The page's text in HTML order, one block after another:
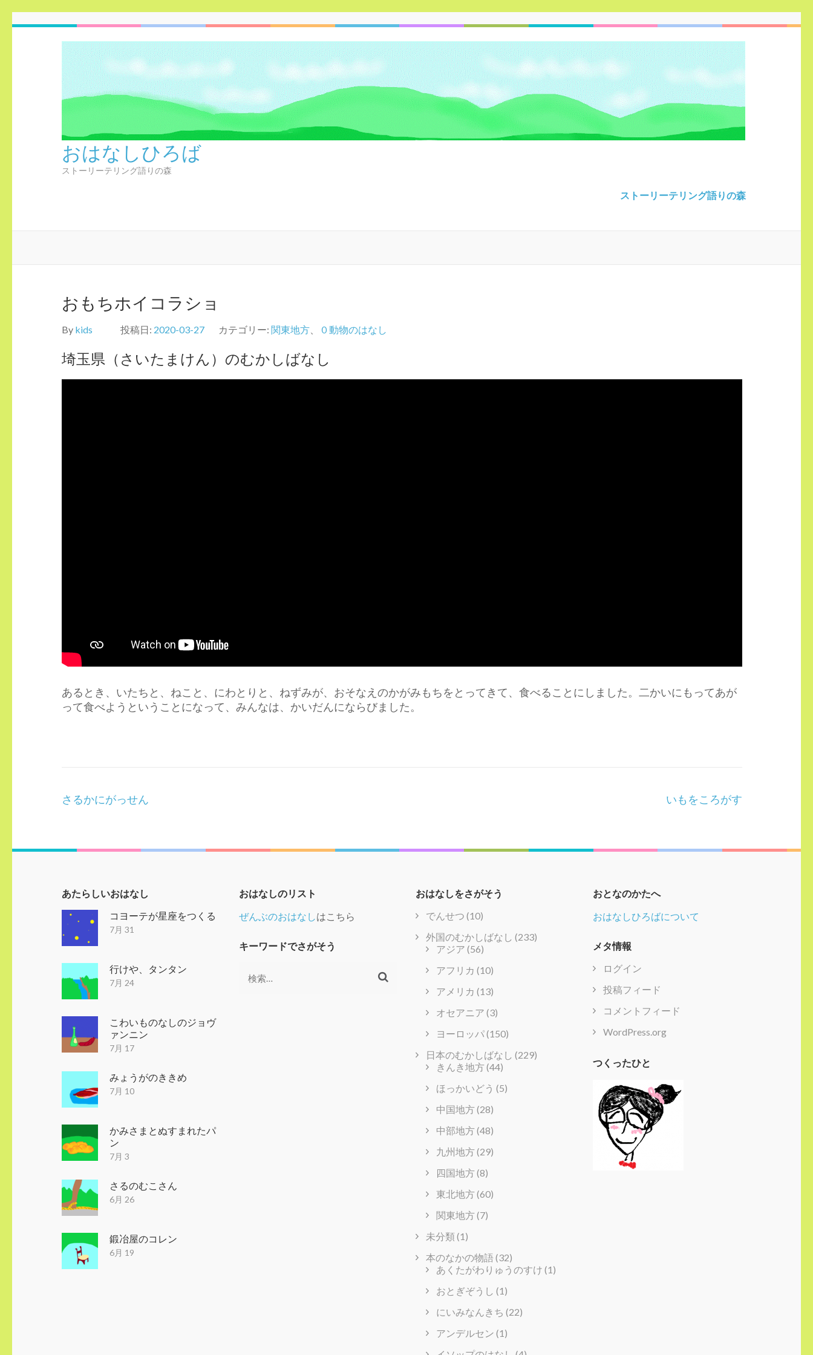
おはなしひろば
ストーリーテリング語りの森
ストーリーテリング語りの森
おもちホイコラショ
By kids 投稿日: 2020-03-27 カテゴリー: 関東地方 ０動物のはなし
埼玉県（さいたまけん）のむかしばなし
あるとき、いたちと、ねこと、にわとりと、ねずみが、おそなえのかがみもちをとってきて、食べることにしました。二かいにもってあが
って食べようということになって、みんなは、かいだんにならびました。
投
ゲ
シ
ョ
ン
さるかにがっせん いもをころがす
あたらしいおはなし
コヨーテが星座をつくる
7月 31
行けや、タンタン
7月 24
こわいものなしのジョヴ
ァンニン
7月 17
みょうがのききめ
7月 10
かみさまとぬすまれたパ
ン
7月 3
さるのむこさん
6月 26
鍛冶屋のコレン
6月 19
おはなしのリスト
ぜんぶのおはなしはこちら
キーワードでさがそう
検
おはなしをさがそう
でんせつ (10)
外国のむかしばなし (233)
アジア (56)
アフリカ (10)
アメリカ (13)
オセアニア (3)
ヨーロッパ(150)
日本のむかしばなし (229)
きんき地方(44)
ほっかいどう (5)
中国地方(28)
中部地方(48)
九州地方(29)
四国地方(8)
東北地方(60)
関東地方(7)
未分類(1)
本のなかの物語(32)
あくたがわりゅうのすけ (1)
おとぎぞうし (1)
にいみなんきち (22)
アンデルセン (1)
おとなのかたへ
おはなしひろばについて
メタ情報
ログイン
投稿フィード
コメントフィード
WordPress.org
つくったひと